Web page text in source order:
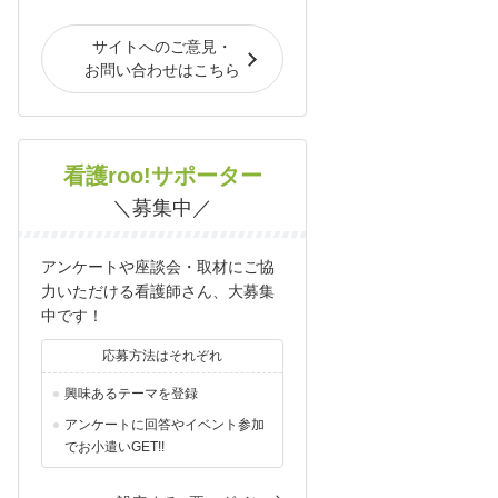
サイトへのご意見・
お問い合わせはこちら
看護roo!サポーター
＼募集中／
アンケートや座談会・取材にご協
力いただける看護師さん、大募集
中です！
応募方法はそれぞれ
興味あるテーマを登録
アンケートに回答やイベント参加
でお小遣いGET!!